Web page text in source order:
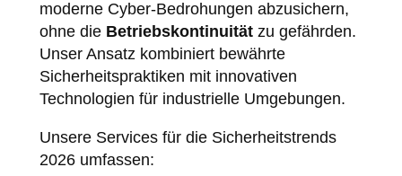
moderne Cyber-Bedrohungen abzusichern,
ohne die Betriebskontinuitätzu gefährden.
Unser Ansatz kombiniert bewährte
Sicherheitspraktiken mit innovativen
Technologien für industrielle Umgebungen.
Unsere Services für die Sicherheitstrends
2026 umfassen: